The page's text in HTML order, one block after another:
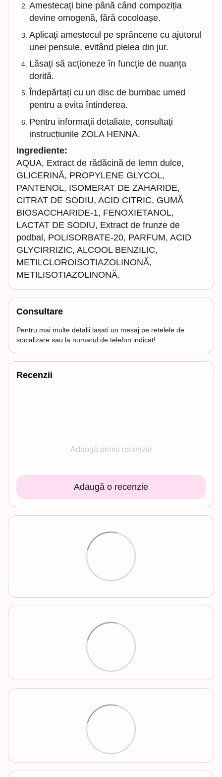
Amestecați bine până când compoziția
devine omogenă, fără cocoloașe.
Aplicați amestecul pe sprâncene cu ajutorul
unei pensule, evitând pielea din jur.
Lăsați să acționeze în funcție de nuanța
dorită.
Îndepărtați cu un disc de bumbac umed
pentru a evita întinderea.
Pentru informații detaliate, consultați
instrucțiunile ZOLA HENNA.
Ingrediente:
AQUA, Extract de rădăcină de lemn dulce,
GLICERINĂ, PROPYLENE GLYCOL,
PANTENOL, ISOMERAT DE ZAHARIDE,
CITRAT DE SODIU, ACID CITRIC, GUMĂ
BIOSACCHARIDE-1, FENOXIETANOL,
LACTAT DE SODIU, Extract de frunze de
podbal, POLISORBATE-20, PARFUM, ACID
GLYCIRRIZIC, ALCOOL BENZILIC,
METILCLOROISOTIAZOLINONĂ,
METILISOTIAZOLINONĂ.
Consultare
Pentru mai multe detalii lasati un mesaj pe retelele de
socializare sau la numarul de telefon indicat!
Recenzii
Adaogă prima recenzie
Adaugă o recenzie